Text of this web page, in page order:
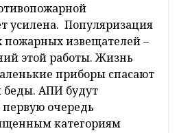
усилена. Популяризация
извещателей –
этой работы. Жизнь
приборы спасают
АПИ будут
первую очередь
категориям